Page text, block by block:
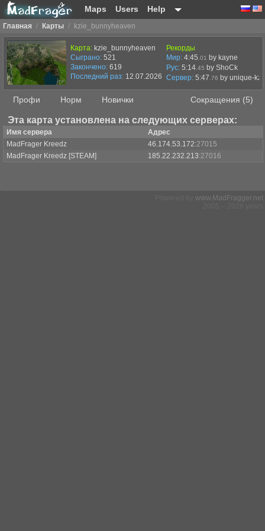
Maps Users Help
Главная / Карты / kzie_bunnyheaven
Карта: kzie_bunnyheaven
Сыграно: 521
Закончено: 619
Последний раз: 12.07.2026 в 17:41
Рекорды
Мир: 4:45 .01
by kayne
Рус: 5:14 .45 by ShoCk
Сервер: 5:47 .76 by unique-kz
Профи Норм Новички Сокращения (5)
Эта карта установлена на следующих серверах:
Имя сервера
Адрес
MadFrager Kreedz
46.174.53.172:27015
MadFrager Kreedz [STEAM]
185.22.232.213:27016
www.MadFragger.net